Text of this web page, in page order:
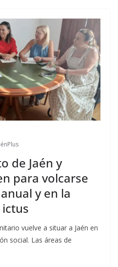
de Jaén y
para volcarse
y en la
vuelve a situar a Jaén en
social. Las áreas de